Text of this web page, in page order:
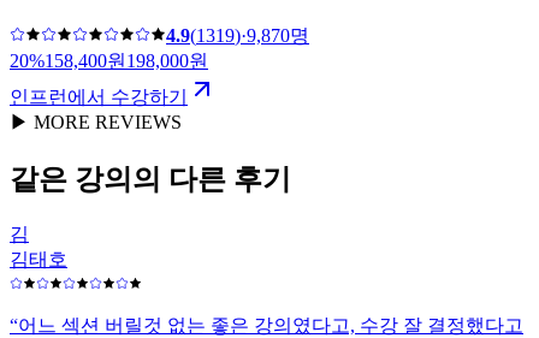
4.9(1319)·9,870명
20%158,400원 198,000원
인프런에서 수강하기
▶ MORE REVIEWS
같은 강의의 다른 후기
김
김태호
“어느 섹션 버릴것 없는 좋은 강의였다고, 수강 잘 결정했다고